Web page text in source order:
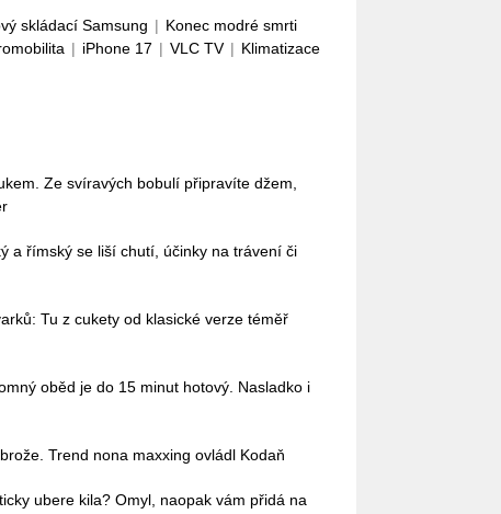
skládací Samsung | Konec modré smrti
| iPhone 17 | VLC TV | Klimatizace
Ze svíravých bobulí připravíte džem,
a římský se liší chutí, účinky na trávení či
Tu z cukety od klasické verze téměř
oběd je do 15 minut hotový. Nasladko i
Trend nona maxxing ovládl Kodaň
ubere kila? Omyl, naopak vám přidá na